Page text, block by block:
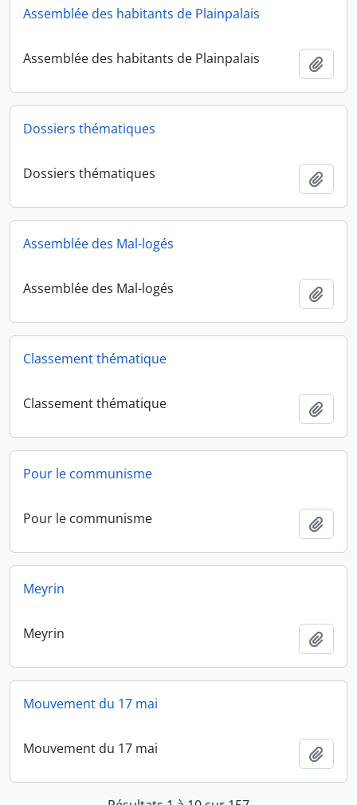
Assemblée des habitants de Plainpalais
Assemblée des habitants de Plainpalais
Dossiers thématiques
Dossiers thématiques
Assemblée des Mal-logés
Assemblée des Mal-logés
Classement thématique
Classement thématique
Pour le communisme
Pour le communisme
Meyrin
Meyrin
Mouvement du 17 mai
Mouvement du 17 mai